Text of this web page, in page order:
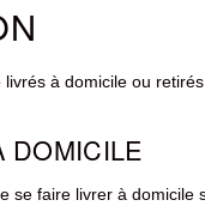
à domicile ou
DOMICILE
se faire livrer à